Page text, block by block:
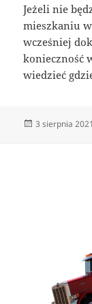
Jeżeli nie
mieszkaniu
wcześniej
konieczność
wiedzieć
Data
3 sierpnia 2021